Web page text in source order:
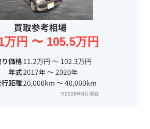
買取参考相場
万円 〜 105.5万円
価格11.2万円 〜 102.3万円
年式2017年 〜 2020年
距離20,000km 〜 40,000km
※2026年8月現在